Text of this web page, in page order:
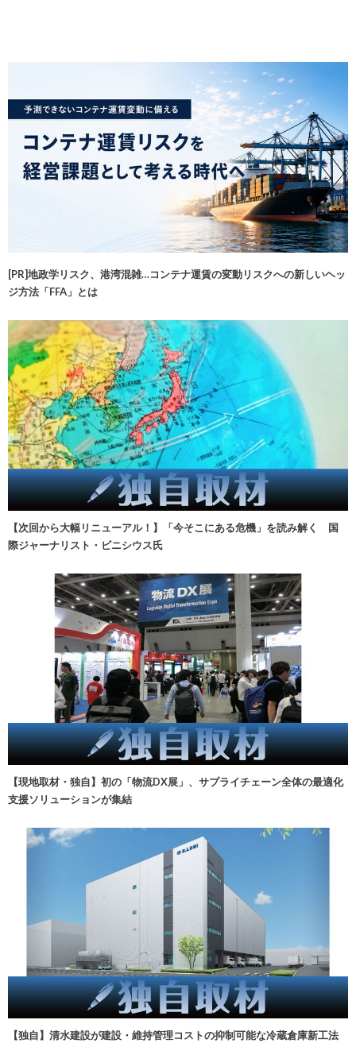
[PR]地政学リスク、港湾混雑…コンテナ運賃の変動リスクへの新しいヘッ
ジ方法「FFA」とは
【次回から大幅リニューアル！】「今そこにある危機」を読み解く 国
際ジャーナリスト・ビニシウス氏
【現地取材・独自】初の「物流DX展」、サプライチェーン全体の最適化
支援ソリューションが集結
【独自】清水建設が建設・維持管理コストの抑制可能な冷蔵倉庫新工法